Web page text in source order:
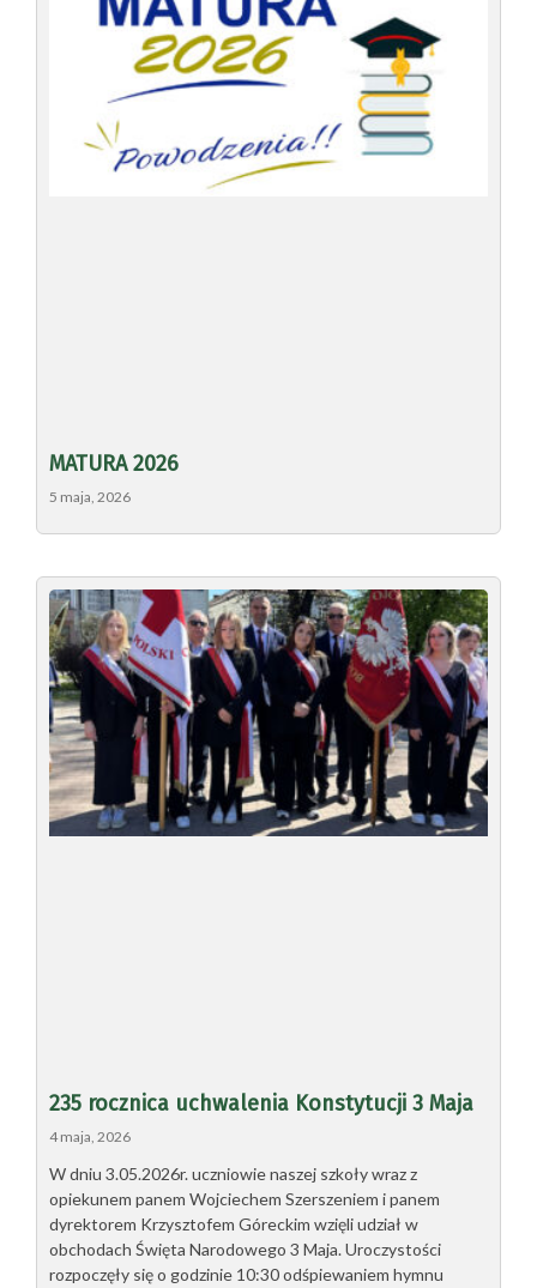
MATURA 2026
5 maja, 2026
235 rocznica uchwalenia Konstytucji 3 Maja
4 maja, 2026
W dniu 3.05.2026r. uczniowie naszej szkoły wraz z
opiekunem panem Wojciechem Szerszeniem i panem
dyrektorem Krzysztofem Góreckim wzięli udział w
obchodach Święta Narodowego 3 Maja. Uroczystości
rozpoczęły się o godzinie 10:30 odśpiewaniem hymnu